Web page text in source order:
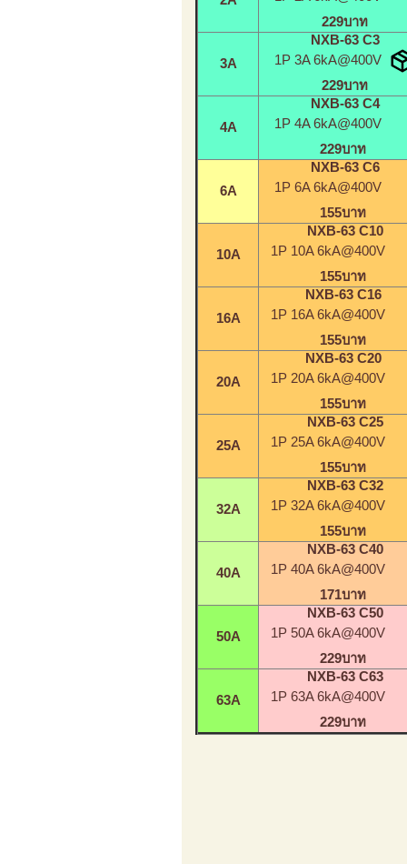
229บาท
3A
NXB-63 C3
1P 3A 6kA@400V
229บาท
4A
NXB-63 C4
1P 4A 6kA@400V
229บาท
6A
NXB-63 C6
1P 6A 6kA@400V
155บาท
10A
NXB-63 C10
1P 10A 6kA@400V
155บาท
16A
NXB-63 C16
1P 16A 6kA@400V
155บาท
20A
NXB-63 C20
1P 20A 6kA@400V
155บาท
25A
NXB-63 C25
1P 25A 6kA@400V
155บาท
32A
NXB-63 C32
1P 32A 6kA@400V
155บาท
40A
NXB-63 C40
1P 40A 6kA@400V
171บาท
50A
NXB-63 C50
1P 50A 6kA@400V
229บาท
63A
NXB-63 C63
1P 63A 6kA@400V
229บาท